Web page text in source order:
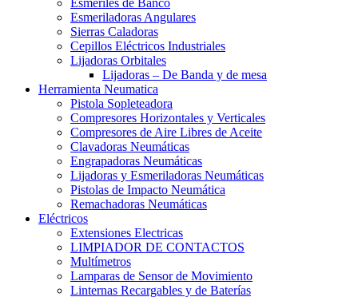
Esmeriles de Banco
Esmeriladoras Angulares
Sierras Caladoras
Cepillos Eléctricos Industriales
Lijadoras Orbitales
Lijadoras – De Banda y de mesa
Herramienta Neumatica
Pistola Sopleteadora
Compresores Horizontales y Verticales
Compresores de Aire Libres de Aceite
Clavadoras Neumáticas
Engrapadoras Neumáticas
Lijadoras y Esmeriladoras Neumáticas
Pistolas de Impacto Neumática
Remachadoras Neumáticas
Eléctricos
Extensiones Electricas
LIMPIADOR DE CONTACTOS
Multímetros
Lamparas de Sensor de Movimiento
Linternas Recargables y de Baterías